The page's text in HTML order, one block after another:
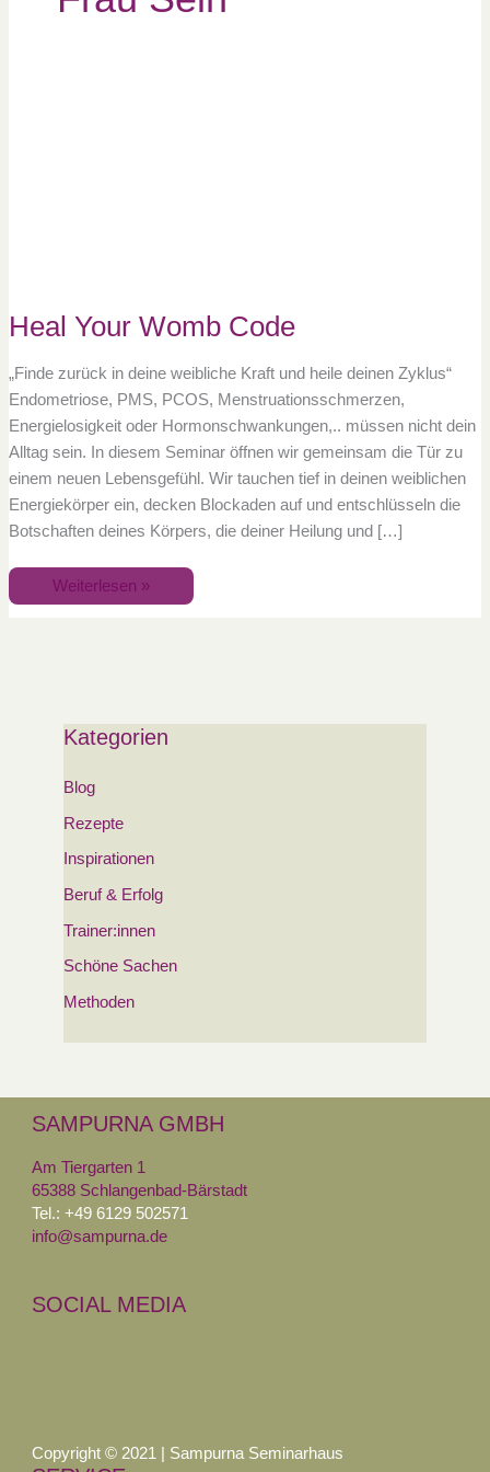
Heal Your Womb Code
„Finde zurück in deine weibliche Kraft und heile deinen Zyklus“
Endometriose, PMS, PCOS, Menstruationsschmerzen,
Energielosigkeit oder Hormonschwankungen,.. müssen nicht dein
Alltag sein. In diesem Seminar öffnen wir gemeinsam die Tür zu
einem neuen Lebensgefühl. Wir tauchen tief in deinen weiblichen
Energiekörper ein, decken Blockaden auf und entschlüsseln die
Botschaften deines Körpers, die deiner Heilung und […]
Weiterlesen »
Kategorien
Blog
Rezepte
Inspirationen
Beruf & Erfolg
Trainer:innen
Schöne Sachen
Methoden
SAMPURNA GMBH
Am Tiergarten 1
65388 Schlangenbad-Bärstadt
Tel.: +49 6129 502571
info@sampurna.de
SOCIAL MEDIA
Copyright © 2021 | Sampurna Seminarhaus